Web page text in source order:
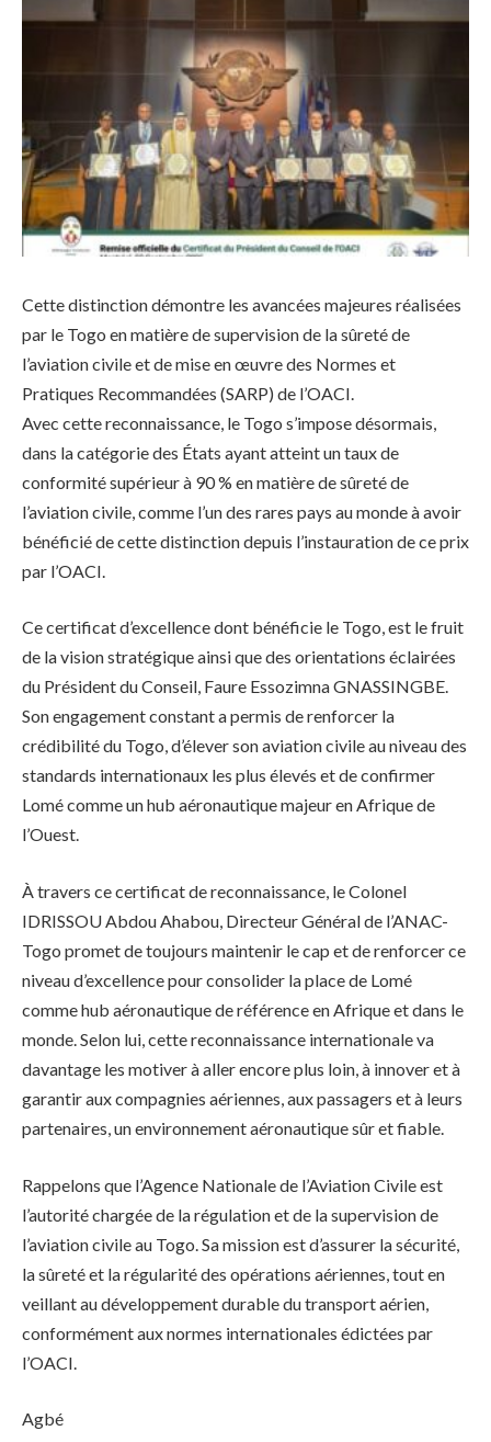
Cette distinction démontre les avancées majeures réalisées
par le Togo en matière de supervision de la sûreté de
l’aviation civile et de mise en œuvre des Normes et
Pratiques Recommandées (SARP) de l’OACI.
Avec cette reconnaissance, le Togo s’impose désormais,
dans la catégorie des États ayant atteint un taux de
conformité supérieur à 90 % en matière de sûreté de
l’aviation civile, comme l’un des rares pays au monde à avoir
bénéficié de cette distinction depuis l’instauration de ce prix
par l’OACI.
Ce certificat d’excellence dont bénéficie le Togo, est le fruit
de la vision stratégique ainsi que des orientations éclairées
du Président du Conseil, Faure Essozimna GNASSINGBE.
Son engagement constant a permis de renforcer la
crédibilité du Togo, d’élever son aviation civile au niveau des
standards internationaux les plus élevés et de confirmer
Lomé comme un hub aéronautique majeur en Afrique de
l’Ouest.
À travers ce certificat de reconnaissance, le Colonel
IDRISSOU Abdou Ahabou, Directeur Général de l’ANAC-
Togo promet de toujours maintenir le cap et de renforcer ce
niveau d’excellence pour consolider la place de Lomé
comme hub aéronautique de référence en Afrique et dans le
monde. Selon lui, cette reconnaissance internationale va
davantage les motiver à aller encore plus loin, à innover et à
garantir aux compagnies aériennes, aux passagers et à leurs
partenaires, un environnement aéronautique sûr et fiable.
Rappelons que l’Agence Nationale de l’Aviation Civile est
l’autorité chargée de la régulation et de la supervision de
l’aviation civile au Togo. Sa mission est d’assurer la sécurité,
la sûreté et la régularité des opérations aériennes, tout en
veillant au développement durable du transport aérien,
conformément aux normes internationales édictées par
l’OACI.
Agbé